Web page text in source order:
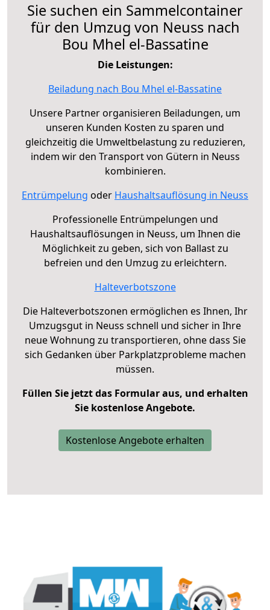
Sie suchen ein Sammelcontainer
für den Umzug von Neuss nach
Bou Mhel el-Bassatine
Die Leistungen:
Beiladung nach Bou Mhel el-Bassatine
Unsere Partner organisieren Beiladungen, um
unseren Kunden Kosten zu sparen und
gleichzeitig die Umweltbelastung zu reduzieren,
indem wir den Transport von Gütern in Neuss
kombinieren.
Entrümpelung oder Haushaltsauflösung in Neuss
Professionelle Entrümpelungen und
Haushaltsauflösungen in Neuss, um Ihnen die
Möglichkeit zu geben, sich von Ballast zu
befreien und den Umzug zu erleichtern.
Halteverbotszone
Die Halteverbotszonen ermöglichen es Ihnen, Ihr
Umzugsgut in Neuss schnell und sicher in Ihre
neue Wohnung zu transportieren, ohne dass Sie
sich Gedanken über Parkplatzprobleme machen
müssen.
Füllen Sie jetzt das Formular aus, und erhalten
Sie kostenlose Angebote.
Kostenlose Angebote erhalten